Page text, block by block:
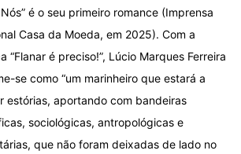
é o seu primeiro romance (Imprensa
Casa da Moeda, em 2025). Com a
“Flanar é preciso!”, Lúcio Marques Ferreira
se como “um marinheiro que estará a
estórias, aportando com bandeiras
sociológicas, antropológicas e
que não foram deixadas de lado no